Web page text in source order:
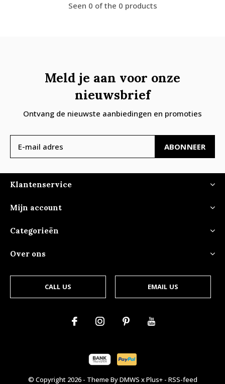
Seen 0 of the 0 products
Meld je aan voor onze
nieuwsbrief
Ontvang de nieuwste aanbiedingen en promoties
ABONNEER
Klantenservice
Mijn account
Categorieën
Over ons
CALL US EMAIL US
© Copyright 2026- Theme ByDMWS xPlus+- RSS-feed